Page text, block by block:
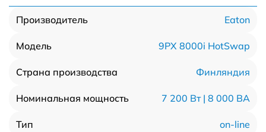
Производитель Eaton
Модель 9PX 8000i HotSwap
Страна производства Финляндия
Номинальная мощность 7 200 Вт | 8 000 ВА
Тип on-line